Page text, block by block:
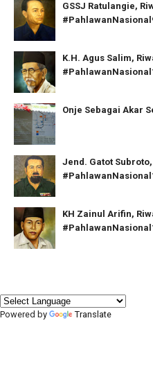
GSSJ Ratulangie,
K.H. Agus Salim,
Onje Sebagai Akar
Jend. Gatot
KH Zainul Arifin,
Powered by Translate